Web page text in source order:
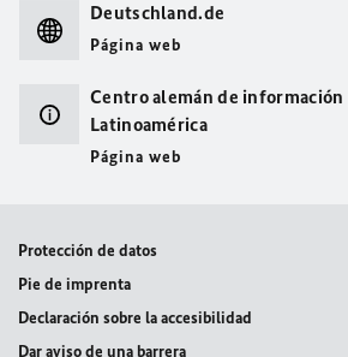
Deutschland.de
Página web
Centro alemán de información
Latinoamérica
Página web
Protección de datos
Pie de imprenta
Declaración sobre la accesibilidad
Dar aviso de una barrera